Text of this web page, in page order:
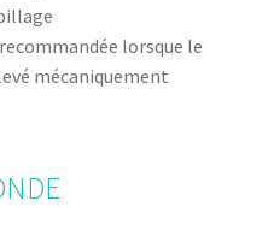
lorsque le
mécaniquement